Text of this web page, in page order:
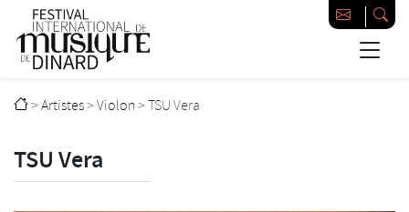
Passer au contenu principal
Festival international de musique de Dinard
>Artistes>Violon>TSU Vera
TSU Vera